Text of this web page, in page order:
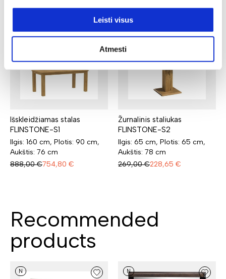
Leisti visus
Atmesti
288,00 €244,80 €
Išskleidžiamas stalas
FLINSTONE-S1
Ilgis: 160 cm, Plotis: 90 cm,
Aukštis: 76 cm
888,00 €754,80 €
N
Žurnalinis staliukas
FLINSTONE-S2
Ilgis: 65 cm, Plotis: 65 cm,
Aukštis: 78 cm
269,00 €228,65 €
Recommended
products
N N